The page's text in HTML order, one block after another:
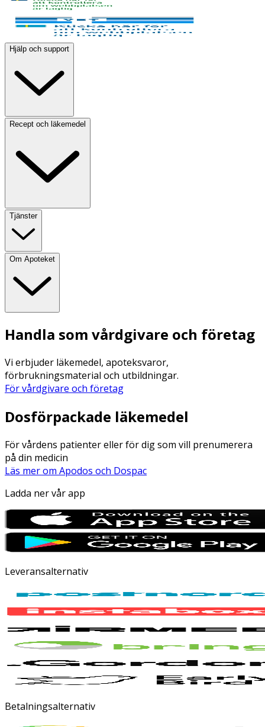
Hjälp och support
Recept och läkemedel
Tjänster
Om Apoteket
Handla som vårdgivare och företag
Vi erbjuder läkemedel, apoteksvaror,
förbrukningsmaterial och utbildningar.
För vårdgivare och företag
Dosförpackade läkemedel
För vårdens patienter eller för dig som vill prenumerera
på din medicin
Läs mer om Apodos och Dospac
Ladda ner vår app
Leveransalternativ
Betalningsalternativ